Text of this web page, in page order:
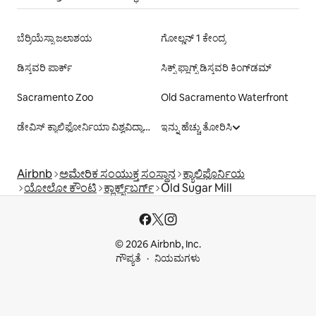
ಬೆರ್ರಿಯೆಸ್ಸಾ ಜಲಾಶಯ ಗೋಲ್ಡನ್ 1 ಕೇಂದ್ರ
ಡಿಸ್ಕವರಿ ಪಾರ್ಕ್ ಸಿಕ್ಸ್ ಫ್ಲಾಗ್ಸ್ ಡಿಸ್ಕವರಿ ಕಿಂಗ್‌ಡಮ್
Sacramento Zoo Old Sacramento Waterfront
ಡೇವಿಸ್ ಕ್ಯಾಲಿಫೋರ್ನಿಯಾ ವಿಶ್ವವಿದ್ಯಾಲಯ ಇನ್ನು ಹೆಚ್ಚು ತೋರಿಸಿ
Airbnb ಅಮೇರಿಕ ಸಂಯುಕ್ತ ಸಂಸ್ಥಾನ ಕ್ಯಾಲಿಫೊರ್ನಿಯ
ಯೋಲೋ ಕೌಂಟಿ ಕ್ಲಾರ್ಕ್ಸ್‌ಬರ್ಗ್ Old Sugar Mill
© 2026 Airbnb, Inc.
ಗೌಪ್ಯತೆ
ನಿಯಮಗಳು